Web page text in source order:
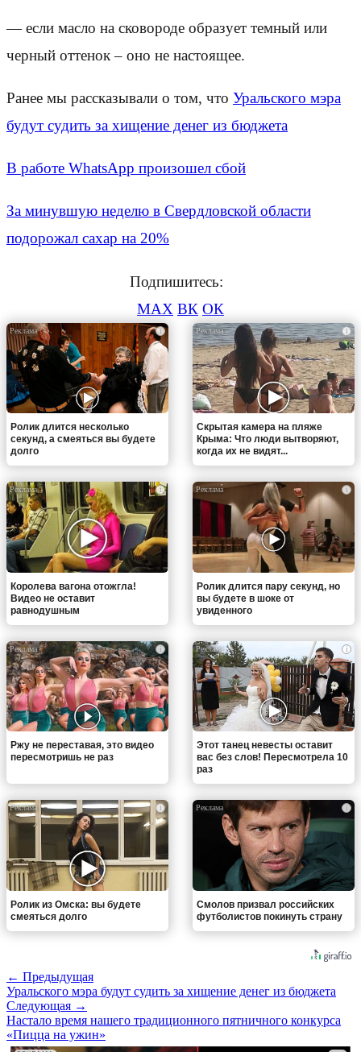
— если масло на сковороде образует темный или
черный оттенок – оно не настоящее.
Ранее мы рассказывали о том, что Уральского мэра
будут судить за хищение денег из бюджета
В работе WhatsApp произошел сбой
За минувшую неделю в Свердловской области
подорожал сахар на 20%
Подпишитесь:
MAX ВК ОК
i
Ролик длится несколько
секунд, а смеяться вы будете
долго
i
Скрытая камера на пляже
Крыма: Что люди вытворяют,
когда их не видят...
i
Королева вагона отожгла!
Видео не оставит
равнодушным
i
Ролик длится пару секунд, но
вы будете в шоке от
увиденного
i
Ржу не переставая, это видео
пересмотришь не раз
i
Этот танец невесты оставит
вас без слов! Пересмотрела 10
раз
i
Ролик из Омска: вы будете
смеяться долго
i
Смолов призвал российских
футболистов покинуть страну
← Предыдущая
Уральского мэра будут судить за хищение денег из бюджета
Следующая →
Настало время нашего традиционного пятничного конкурса
«Пицца на ужин»